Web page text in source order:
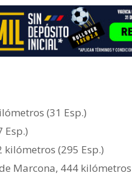
(31 Esp.)
Esp.)
kilómetros (295 Esp.)
Marcona, 444